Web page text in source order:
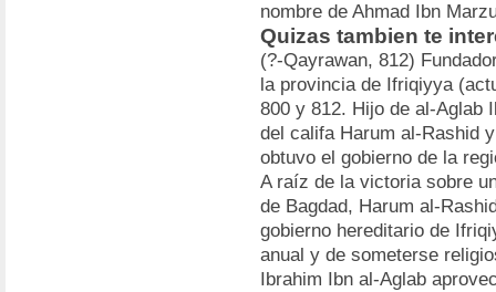
nombre de Ahmad Ibn
Quizas tambien te
(?-Qayrawan, 812)
la provincia de Ifriqiyya
800 y 812. Hijo de al-Aglab
del califa Harum al-Rashid
obtuvo el gobierno de la
A raíz de la victoria sobre
de Bagdad, Harum al-
gobierno hereditario de
anual y de someterse
Ibrahim Ibn al-Aglab